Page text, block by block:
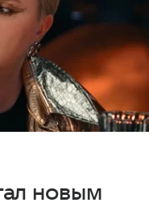
новым